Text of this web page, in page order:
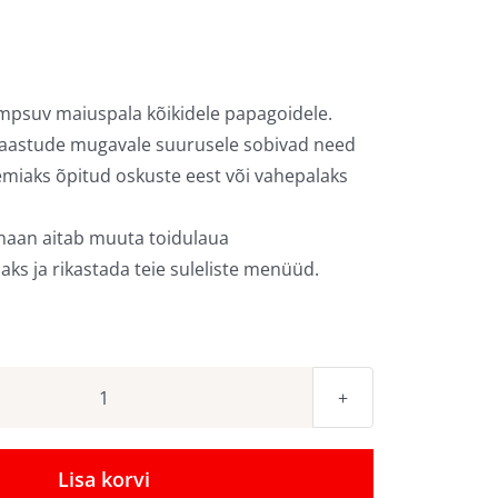
maiuspala kõikidele papagoidele.
mugavale suurusele sobivad need
õpitud oskuste eest või vahepalaks
aitab muuta toidulaua
ja rikastada teie suleliste menüüd.
Kuivatatud
kogus
Lisa korvi